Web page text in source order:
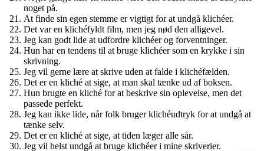
noget på.
At finde sin egen stemme er vigtigt for at undgå klichéer.
Det var en klichéfyldt film, men jeg nød den alligevel.
Jeg kan godt lide at udfordre klichéer og forventninger.
Hun har en tendens til at bruge klichéer som en krykke i sin
skrivning.
Jeg vil gerne lære at skrive uden at falde i klichéfælden.
Det er en kliché at sige, at man skal tænke ud af boksen.
Hun brugte en kliché for at beskrive sin oplevelse, men det
passede perfekt.
Jeg kan ikke lide, når folk bruger klichéudtryk for at undgå at
tænke selv.
Det er en kliché at sige, at tiden læger alle sår.
Jeg vil helst undgå at bruge klichéer i mine skriverier.